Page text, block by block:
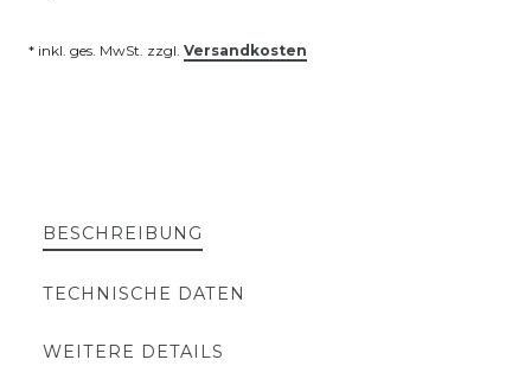
* inkl. ges. MwSt. zzgl. Versandkosten
BESCHREIBUNG
TECHNISCHE DATEN
WEITERE DETAILS